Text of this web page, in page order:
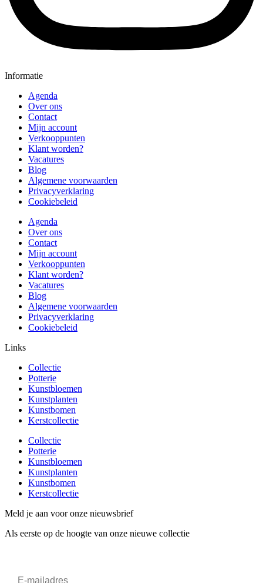
Informatie
Agenda
Over ons
Contact
Mijn account
Verkooppunten
Klant worden?
Vacatures
Blog
Algemene voorwaarden
Privacyverklaring
Cookiebeleid
Agenda
Over ons
Contact
Mijn account
Verkooppunten
Klant worden?
Vacatures
Blog
Algemene voorwaarden
Privacyverklaring
Cookiebeleid
Links
Collectie
Potterie
Kunstbloemen
Kunstplanten
Kunstbomen
Kerstcollectie
Collectie
Potterie
Kunstbloemen
Kunstplanten
Kunstbomen
Kerstcollectie
Meld je aan voor onze nieuwsbrief
Als eerste op de hoogte van onze nieuwe collectie